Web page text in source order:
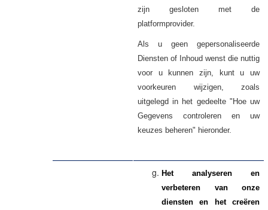
zijn gesloten met de
platformprovider.
Als u geen gepersonaliseerde
Diensten of Inhoud wenst die nuttig
voor u kunnen zijn, kunt u uw
voorkeuren wijzigen, zoals
uitgelegd in het gedeelte "Hoe uw
Gegevens controleren en uw
keuzes beheren" hieronder.
Het analyseren en
verbeteren van onze
diensten en het creëren